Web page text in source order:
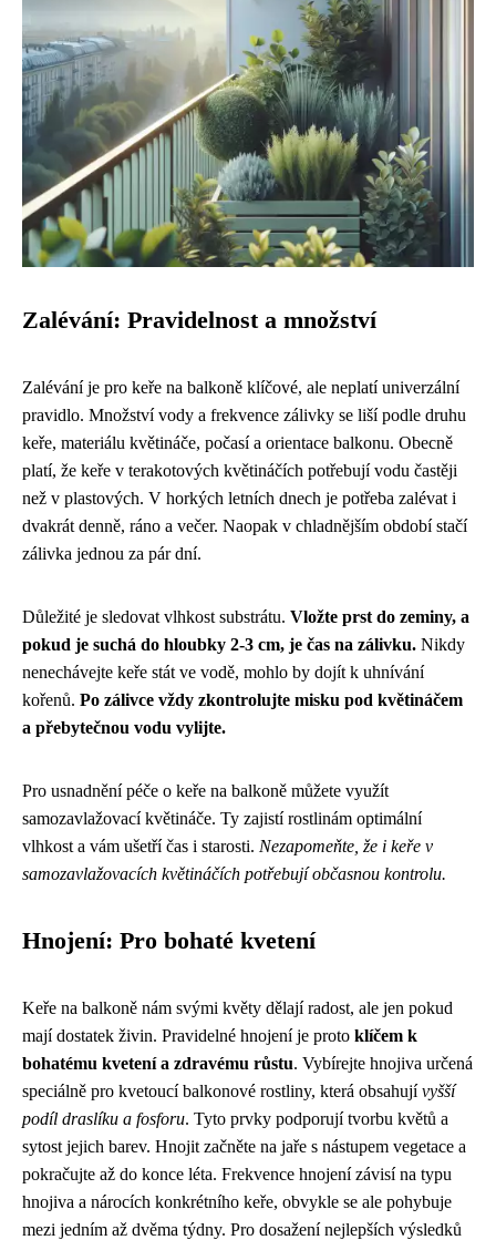
Zalévání: Pravidelnost a množství
Zalévání je pro keře na balkoně klíčové, ale neplatí univerzální
pravidlo. Množství vody a frekvence zálivky se liší podle druhu
keře, materiálu květináče, počasí a orientace balkonu. Obecně
platí, že keře v terakotových květináčích potřebují vodu častěji
než v plastových. V horkých letních dnech je potřeba zalévat i
dvakrát denně, ráno a večer. Naopak v chladnějším období stačí
zálivka jednou za pár dní.
Důležité je sledovat vlhkost substrátu. Vložte prst do zeminy, a
pokud je suchá do hloubky 2-3 cm, je čas na zálivku. Nikdy
nenechávejte keře stát ve vodě, mohlo by dojít k uhnívání
kořenů. Po zálivce vždy zkontrolujte misku pod květináčem
a přebytečnou vodu vylijte.
Pro usnadnění péče o keře na balkoně můžete využít
samozavlažovací květináče. Ty zajistí rostlinám optimální
vlhkost a vám ušetří čas i starosti. Nezapomeňte, že i keře v
samozavlažovacích květináčích potřebují občasnou kontrolu.
Hnojení: Pro bohaté kvetení
Keře na balkoně nám svými květy dělají radost, ale jen pokud
mají dostatek živin. Pravidelné hnojení je proto klíčem k
bohatému kvetení a zdravému růstu. Vybírejte hnojiva určená
speciálně pro kvetoucí balkonové rostliny, která obsahujívyšší
podíl draslíku a fosforu. Tyto prvky podporují tvorbu květů a
sytost jejich barev. Hnojit začněte na jaře s nástupem vegetace a
pokračujte až do konce léta. Frekvence hnojení závisí na typu
hnojiva a nárocích konkrétního keře, obvykle se ale pohybuje
mezi jedním až dvěma týdny. Pro dosažení nejlepších výsledků